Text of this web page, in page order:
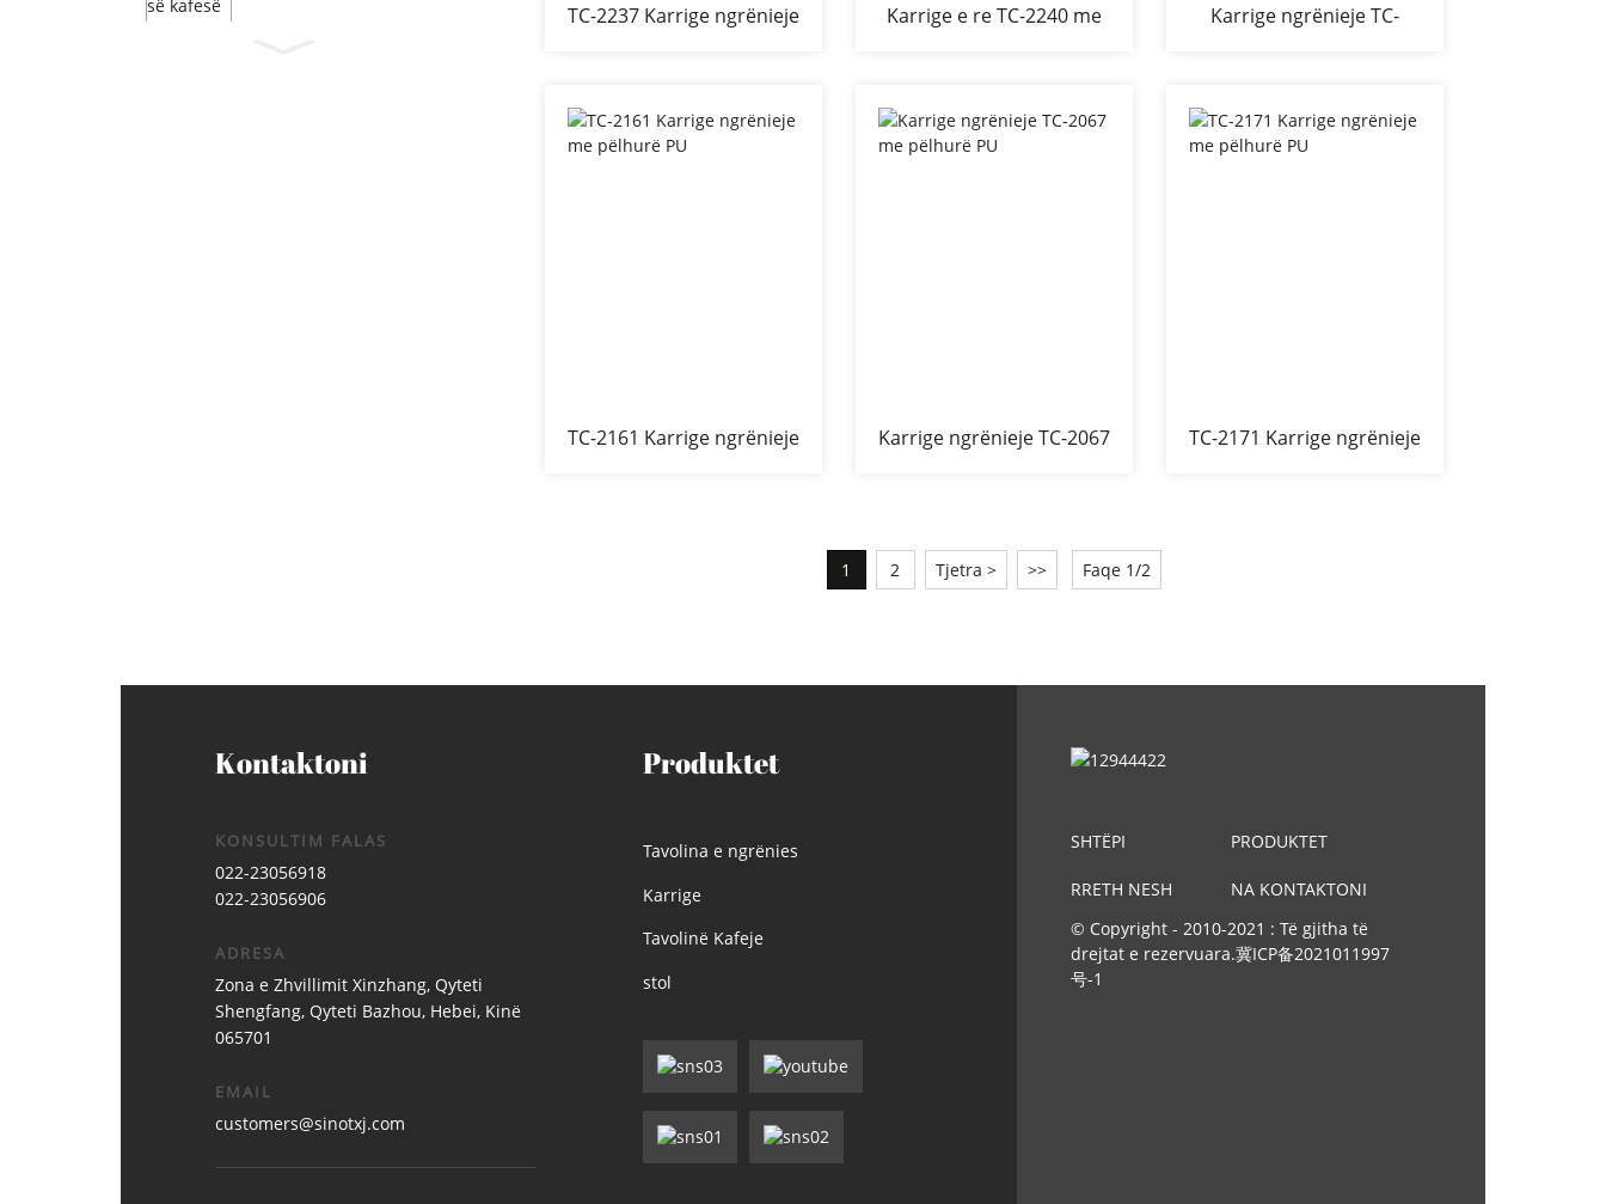
TC-2237 Karrige ngrënieje
Karrige e re TC-2240 me
Karrige ngrënieje TC-
TC-2161 Karrige ngrënieje
Karrige ngrënieje TC-2067
TC-2171 Karrige ngrënieje
1 2 Tjetra > >> Faqe 1/2
Kontaktoni
KONSULTIM FALAS
022-23056918
022-23056906
ADRESA
Zona e Zhvillimit Xinzhang, Qyteti
Shengfang, Qyteti Bazhou, Hebei, Kinë
065701
EMAIL
customers@sinotxj.com
Produktet
Tavolina e ngrënies
Karrige
Tavolinë Kafeje
stol
SHTËPI PRODUKTET
RRETH NESH
NA KONTAKTONI
© Copyright - 2010-2021 : Të gjitha të
drejtat e rezervuara.冀ICP备2021011997
号-1